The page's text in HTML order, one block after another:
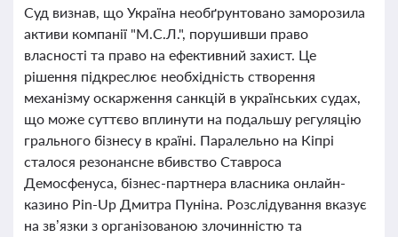
Суд визнав, що Україна необґрунтовано заморозила
активи компанії "М.С.Л.", порушивши право
власності та право на ефективний захист. Це
рішення підкреслює необхідність створення
механізму оскарження санкцій в українських судах,
що може суттєво вплинути на подальшу регуляцію
грального бізнесу в країні. Паралельно на Кіпрі
сталося резонансне вбивство Ставроса
Демосфенуса, бізнес-партнера власника онлайн-
казино Pin-Up Дмитра Пуніна. Розслідування вказує
на зв’язки з організованою злочинністю та